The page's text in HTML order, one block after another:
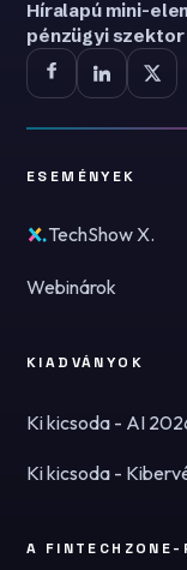
Híralapú mini-
pénzügyi
ESEMÉNYEK
TechShow X.
Webinárok
KIADVÁNYOK
Ki kicsoda - AI
Ki kicsoda -
A FINTECHZONE-